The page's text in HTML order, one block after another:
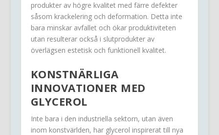
produkter av högre kvalitet med färre defekter
såsom krackelering och deformation. Detta inte
bara minskar avfallet och ökar produktiviteten
utan resulterar också i slutprodukter av
överlägsen estetisk och funktionell kvalitet.
KONSTNÄRLIGA
INNOVATIONER MED
GLYCEROL
Inte bara i den industriella sektorn, utan även
inom konstvärlden, har glycerol inspirerat till nya